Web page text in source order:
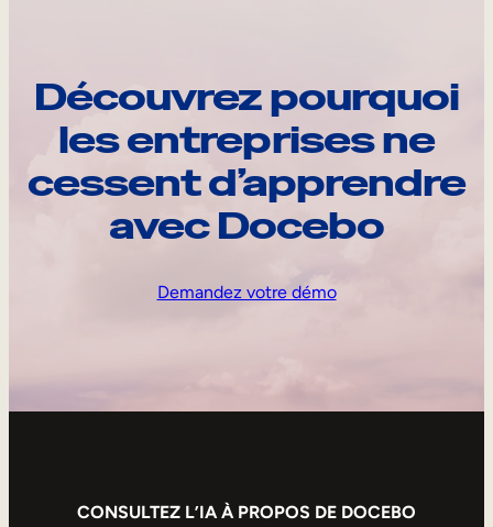
Découvrez pourquoi
les entreprises ne
cessent d’apprendre
avec Docebo
Demandez votre démo
CONSULTEZ L’IA À PROPOS DE DOCEBO